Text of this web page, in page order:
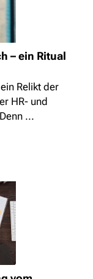
– ein Ritual
Relikt der
HR- und
...